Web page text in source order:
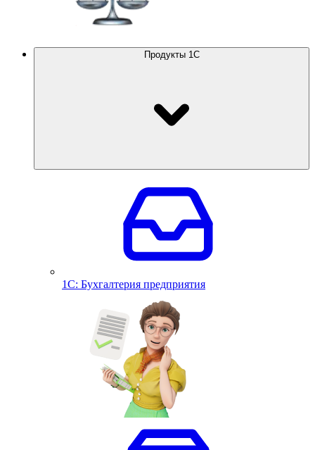
Продукты 1С
1С: Бухгалтерия предприятия